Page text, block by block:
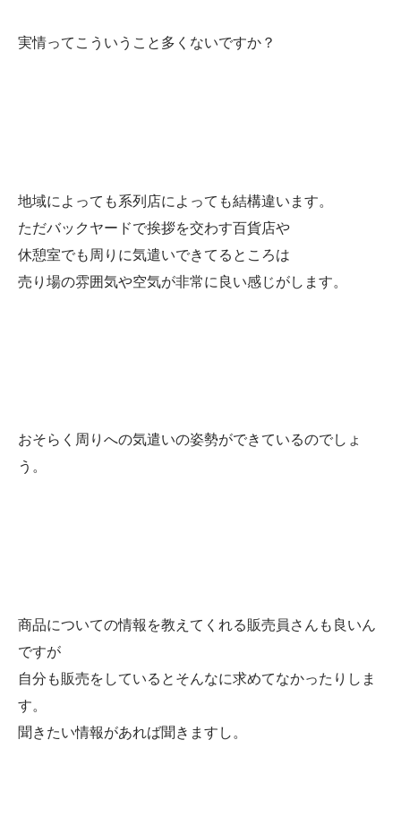
実情ってこういうこと多くないですか？
地域によっても系列店によっても結構違います。
ただバックヤードで挨拶を交わす百貨店や
休憩室でも周りに気遣いできてるところは
売り場の雰囲気や空気が非常に良い感じがします。
おそらく周りへの気遣いの姿勢ができているのでしょ
う。
商品についての情報を教えてくれる販売員さんも良いん
ですが
自分も販売をしているとそんなに求めてなかったりしま
す。
聞きたい情報があれば聞きますし。